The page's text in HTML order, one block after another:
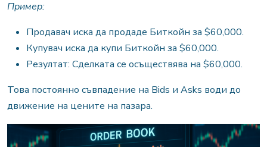
Пример:
Продавач иска да продаде Биткойн за $60,000.
Купувач иска да купи Биткойн за $60,000.
Резултат: Сделката се осъществява на $60,000.
Това постоянно съвпадение на Bids и Asks води до
движение на цените на пазара.